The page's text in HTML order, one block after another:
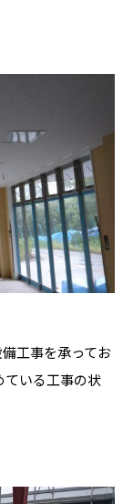
工事を承ってお
ている工事の状